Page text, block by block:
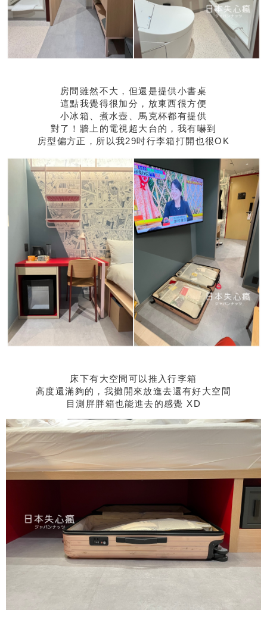
房間雖然不大，但還是提供小書桌
這點我覺得很加分，放東西很方便
小冰箱、煮水壺、馬克杯都有提供
對了！牆上的電視超大台的，我有嚇到
房型偏方正，所以我29吋行李箱打開也很OK
床下有大空間可以推入行李箱
高度還滿夠的，我攤開來放進去還有好大空間
目測胖胖箱也能進去的感覺 XD